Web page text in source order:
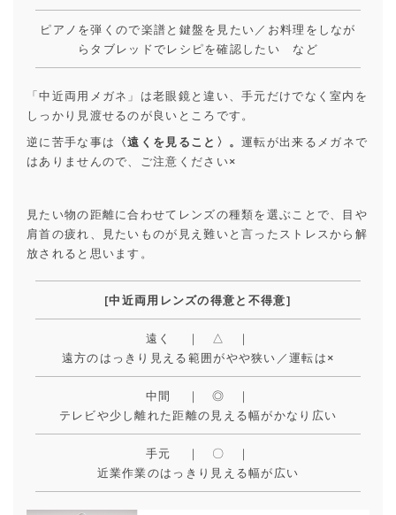
ピアノを弾くので楽譜と鍵盤を見たい／お料理をしなが
らタブレッドでレシピを確認したい など
「中近両用メガネ」は老眼鏡と違い、手元だけでなく室内を
しっかり見渡せるのが良いところです。
逆に苦手な事は 〈遠くを見ること〉。運転が出来るメガネで
はありませんので、ご注意ください×
見たい物の距離に合わせてレンズの種類を選ぶことで、目や
肩首の疲れ、見たいものが見え難いと言ったストレスから解
放されると思います。
[中近両用レンズの得意と不得意]
遠く ｜ △ ｜
遠方のはっきり見える範囲がやや狭い／運転は×
中間 ｜ ◎ ｜
テレビや少し離れた距離の見える幅がかなり広い
手元 ｜ 〇 ｜
近業作業のはっきり見える幅が広い